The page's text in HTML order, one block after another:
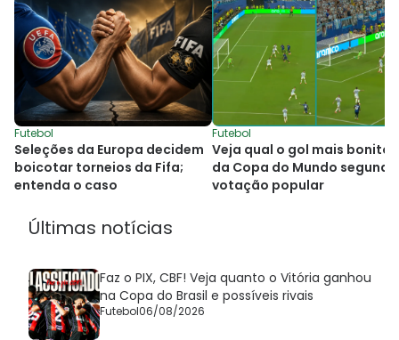
Futebol
Seleções da Europa decidem
boicotar torneios da Fifa;
entenda o caso
Futebol
Veja qual o gol mais bonito
da Copa do Mundo segundo
votação popular
Últimas notícias
Faz o PIX, CBF! Veja quanto o Vitória ganhou
na Copa do Brasil e possíveis rivais
Futebol06/08/2026